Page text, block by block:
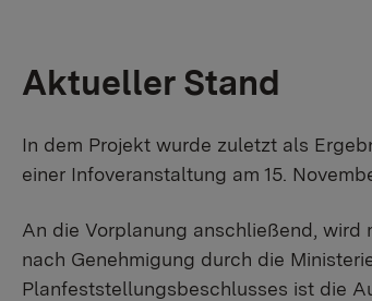
Aktueller Stand
In dem Projekt wurde zuletzt als
einer Infoveranstaltung am 15.
An die Vorplanung anschließend,
nach Genehmigung durch die
Planfeststellungsbeschlusses ist die